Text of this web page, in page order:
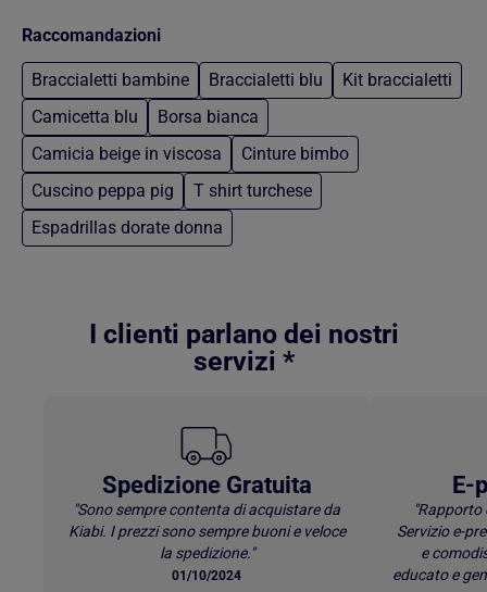
Raccomandazioni
Braccialetti bambine Braccialetti blu
Kit braccialetti
Camicetta blu
Borsa bianca
Camicia beige in viscosa
Cinture bimbo
Cuscino peppa pig
T shirt turchese
Espadrillas dorate donna
I clienti parlano dei nostri
servizi *
Spedizione Gratuita
"Sono sempre contenta di acquistare da
Kiabi. I prezzi sono sempre buoni e veloce
la spedizione."
01/10/2024
E-
Servizio e-
e
educato e